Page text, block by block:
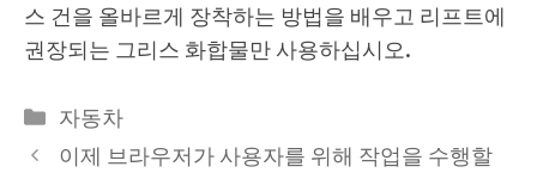
스 건을 올바르게 장착하는 방법을 배우고 리프트에
권장되는 그리스 화합물만 사용하십시오.
Categories
자동차
이제 브라우저가 사용자를 위해 작업을 수행할